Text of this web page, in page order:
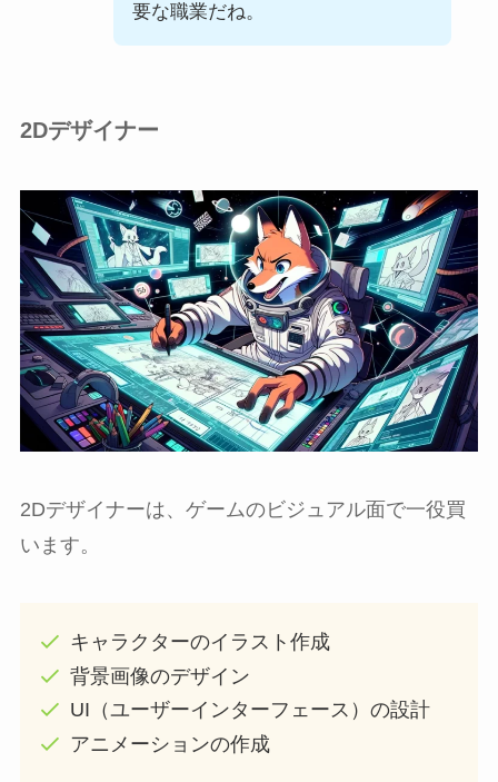
要な職業だね。
2Dデザイナー
2Dデザイナーは、ゲームのビジュアル面で一役買
います。
キャラクターのイラスト作成
背景画像のデザイン
UI（ユーザーインターフェース）の設計
アニメーションの作成